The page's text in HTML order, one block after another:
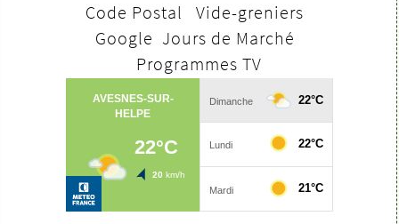
Code Postal
Vide-greniers
Google Jours de Marché
Programmes TV